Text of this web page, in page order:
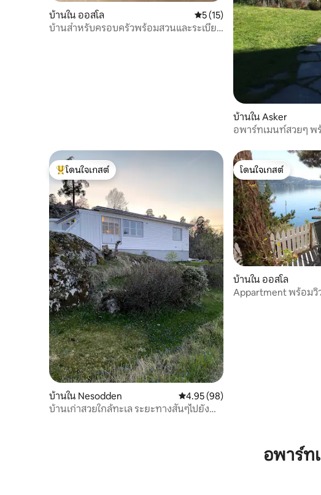
บ้านใน ออสโล คะแนนเฉลี่ย 5 จาก 5, 15 รีวิว
5 (15)
บ้านสำหรับครอบครัวพร้อมสวนและระเบียง
บ้านใน Asker
อพาร์ทเมนท์สวยๆ พ
โดนใจเกสต์ที่สุด
โดนใจเกสต์
บ้านใน Nesodden คะแนนเฉลี่ย 4.95 จาก 5, 98 รีวิว
4.95 (98)
บ้านเก่าสวยใกล้ทะเล ระยะทางสั้นๆไปยัง
โดนใจเกสต์
โดนใจเกสต์
บ้านใน ออสโล
Appartment พร้อมวิ
อพาร์ท